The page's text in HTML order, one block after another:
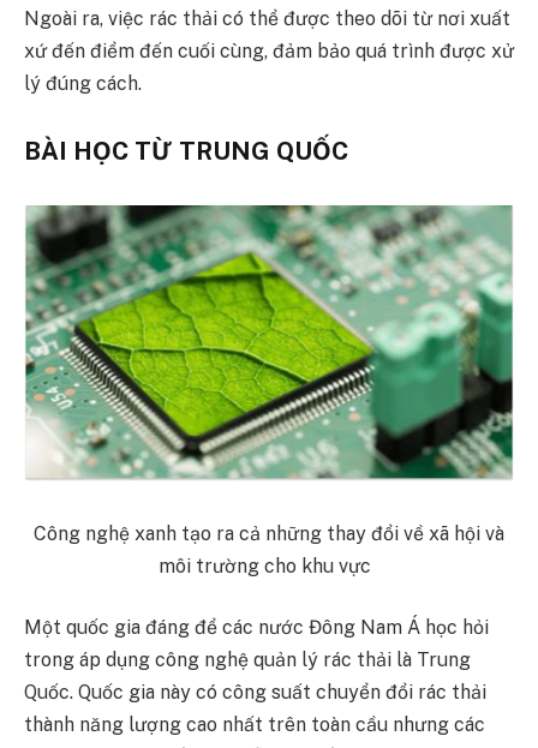
Ngoài ra, việc rác thải có thể được theo dõi từ nơi xuất
xứ đến điểm đến cuối cùng, đảm bảo quá trình được xử
lý đúng cách.
BÀI HỌC TỪ TRUNG QUỐC
Công nghệ xanh tạo ra cả những thay đổi về xã hội và
môi trường cho khu vực
Một quốc gia đáng để các nước Đông Nam Á học hỏi
trong áp dụng công nghệ quản lý rác thải là Trung
Quốc. Quốc gia này có công suất chuyển đổi rác thải
thành năng lượng cao nhất trên toàn cầu nhưng các